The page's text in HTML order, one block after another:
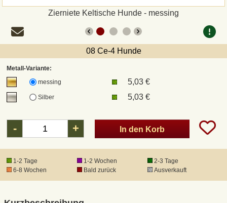
Zierniete Keltische Hunde - messing
08 Ce-4 Hunde
Metall-Variante:
messing
5,03 €
Silber 5,03 €
- + In den Korb
1-2 Tage 1-2 Wochen
2-3 Tage
6-8 Wochen
Bald zurück Ausverkauft
UPS
DHL Paket
DPD
Waffenrecht und FSK 18
Produkthaftung